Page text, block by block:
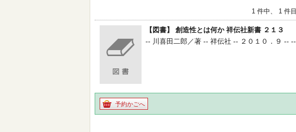
1 件中、 1 件目
【図書】 創造性とは何か 祥伝社新書 ２１３
-- 川喜田二郎／著 -- 祥伝社 -- ２０１０．９ -- --
予約かごへ